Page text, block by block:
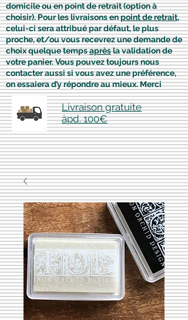
domicile ou en point de retrait (option à
choisir). Pour les livraisons enpoint de retrait,
celui-ci sera attribué par défaut, le plus
proche, et/ou vous recevrez une demande de
choix quelque tempsaprèsla validation de
votre panier. Vous pouvez toujours nous
contacter aussi si vous avez une préférence,
on essaiera d’y répondre au mieux. Merci
Livraison gratuite
àpd. 100€